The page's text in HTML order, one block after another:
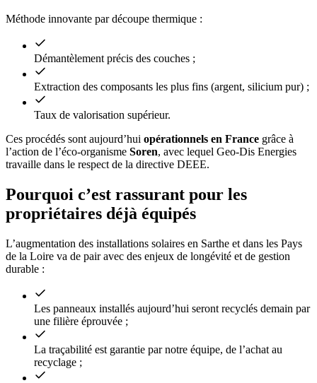
Méthode innovante par découpe thermique :
Démantèlement précis des couches ;
Extraction des composants les plus fins (argent, silicium pur) ;
Taux de valorisation supérieur.
Ces procédés sont aujourd’hui opérationnels en France grâce à
l’action de l’éco-organisme Soren, avec lequel Geo-Dis Energies
travaille dans le respect de la directive DEEE.
Pourquoi c’est rassurant pour les
propriétaires déjà équipés
L’augmentation des installations solaires en Sarthe et dans les Pays
de la Loire va de pair avec des enjeux de longévité et de gestion
durable :
Les panneaux installés aujourd’hui seront recyclés demain par
une filière éprouvée ;
La traçabilité est garantie par notre équipe, de l’achat au
recyclage ;